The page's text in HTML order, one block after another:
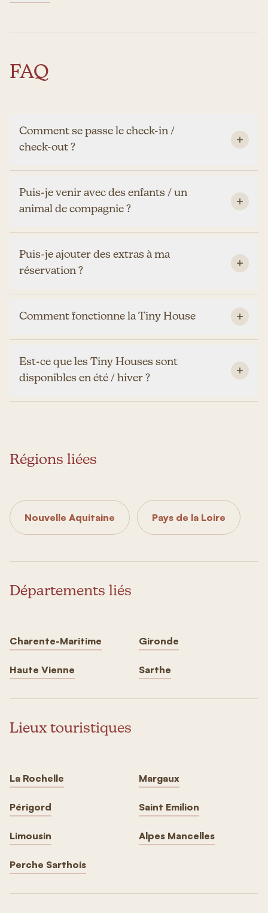
FAQ
Comment se passe le check-in /
check-out ?
Puis-je venir avec des enfants / un
animal de compagnie ?
Puis-je ajouter des extras à ma
réservation ?
Comment fonctionne la Tiny House
Est-ce que les Tiny Houses sont
disponibles en été / hiver ?
Régions liées
Nouvelle Aquitaine Pays de la Loire
Départements liés
Charente-Maritime Gironde
Haute Vienne Sarthe
Lieux touristiques
La Rochelle Margaux
Périgord Saint Emilion
Limousin Alpes Mancelles
Perche Sarthois